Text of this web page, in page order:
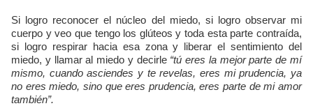
Si logro reconocer el núcleo del miedo, si logro observar mi
cuerpo y veo que tengo los glúteos y toda esta parte contraída,
si logro respirar hacia esa zona y liberar el sentimiento del
miedo, y llamar al miedo y decirle “tú eres la mejor parte de mí
mismo, cuando asciendes y te revelas, eres mi prudencia, ya
no eres miedo, sino que eres prudencia, eres parte de mi amor
también”.